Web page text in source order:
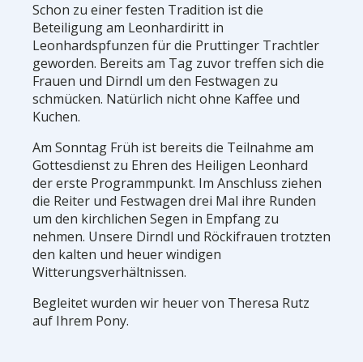
Schon zu einer festen Tradition ist die
Beteiligung am Leonhardiritt in
Leonhardspfunzen für die Pruttinger Trachtler
geworden. Bereits am Tag zuvor treffen sich die
Frauen und Dirndl um den Festwagen zu
schmücken. Natürlich nicht ohne Kaffee und
Kuchen.
Am Sonntag Früh ist bereits die Teilnahme am
Gottesdienst zu Ehren des Heiligen Leonhard
der erste Programmpunkt. Im Anschluss ziehen
die Reiter und Festwagen drei Mal ihre Runden
um den kirchlichen Segen in Empfang zu
nehmen. Unsere Dirndl und Röckifrauen trotzten
den kalten und heuer windigen
Witterungsverhältnissen.
Begleitet wurden wir heuer von Theresa Rutz
auf Ihrem Pony.